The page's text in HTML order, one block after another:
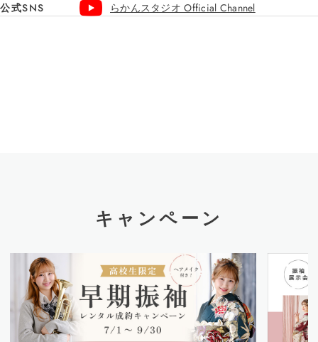
公式SNS
らかんスタジオ Official Channel
キャンペーン